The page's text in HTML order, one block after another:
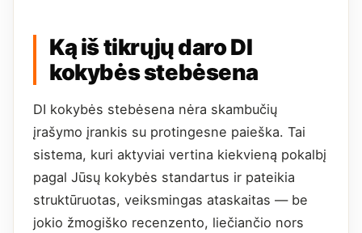
Ką iš tikrųjų daro DI
kokybės stebėsena
DI kokybės stebėsena nėra skambučių
įrašymo įrankis su protingesne paieška. Tai
sistema, kuri aktyviai vertina kiekvieną pokalbį
pagal Jūsų kokybės standartus ir pateikia
struktūruotas, veiksmingas ataskaitas — be
jokio žmogiško recenzento, liečiančio nors